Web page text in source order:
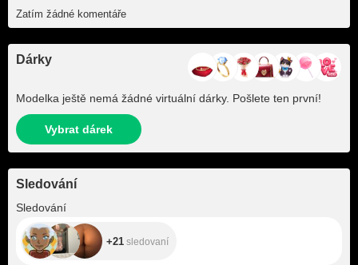
Zatím žádné komentáře
Dárky
Modelka ještě nemá žádné virtuální dárky. Pošlete ten první!
Vybrat dárek
Sledování
Sledování
+21 sledovaní